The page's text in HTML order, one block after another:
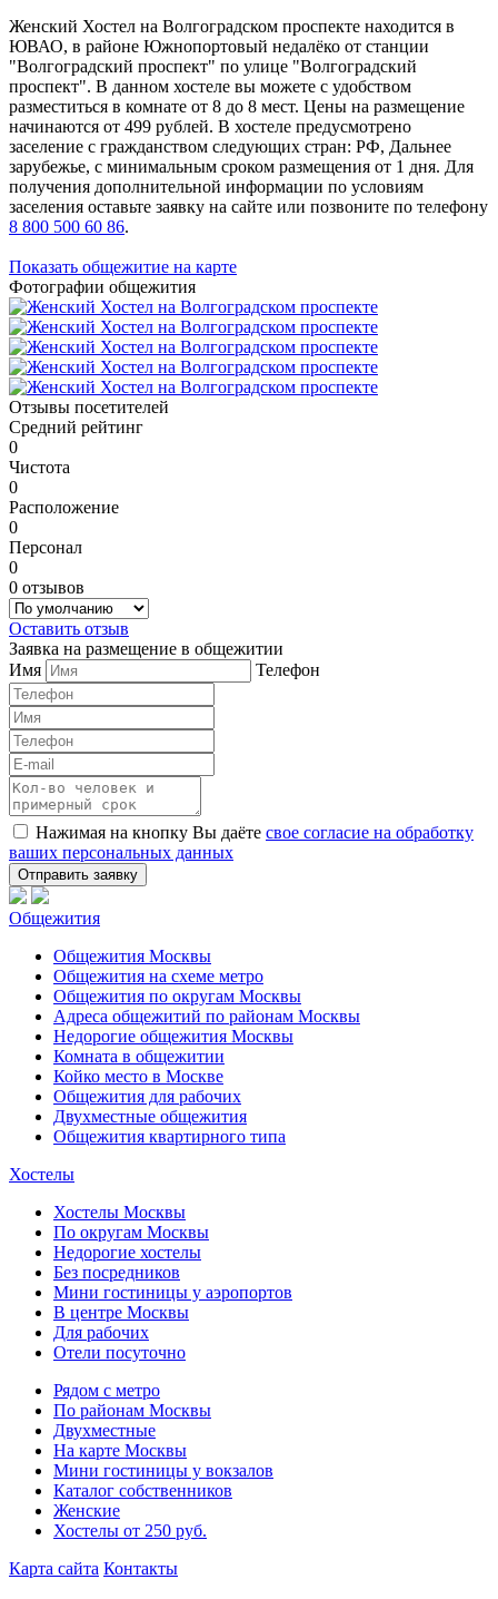
Женский Хостел на Волгоградском проспекте находится в
ЮВАО, в районе Южнопортовый недалёко от станции
"Волгоградский проспект" по улице "Волгоградский
проспект". В данном хостеле вы можете с удобством
разместиться в комнате от 8 до 8 мест. Цены на размещение
начинаются от 499 рублей. В хостеле предусмотрено
заселение с гражданством следующих стран: РФ, Дальнее
зарубежье, с минимальным сроком размещения от 1 дня. Для
получения дополнительной информации по условиям
заселения оставьте заявку на сайте или позвоните по телефону
8 800 500 60 86.
Показать общежитие на карте
Фотографии общежития
Отзывы посетителей
Средний рейтинг
0
Чистота
0
Расположение
0
Персонал
0
0 отзывов
Оставить отзыв
Заявка на размещение в общежитии
Имя
Телефон
Нажимая на кнопку Вы даёте свое согласие на обработку
ваших персональных данных
Общежития
Общежития Москвы
Общежития на схеме метро
Общежития по округам Москвы
Адреса общежитий по районам Москвы
Недорогие общежития Москвы
Комната в общежитии
Койко место в Москве
Общежития для рабочих
Двухместные общежития
Общежития квартирного типа
Хостелы
Хостелы Москвы
По округам Москвы
Недорогие хостелы
Без посредников
Мини гостиницы у аэропортов
В центре Москвы
Для рабочих
Отели посуточно
Рядом с метро
По районам Москвы
Двухместные
На карте Москвы
Мини гостиницы у вокзалов
Каталог собственников
Женские
Хостелы от 250 руб.
Карта сайта Контакты